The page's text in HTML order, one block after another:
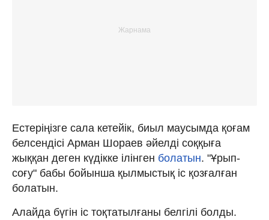
Естеріңізге сала кетейік, биыл маусымда қоғам
белсендісі Арман Шораев әйелді соққыға
жыққан деген күдікке ілінген болатын. "Ұрып-
соғу" бабы бойынша қылмыстық іс қозғалған
болатын.
Алайда бүгін іс тоқтатылғаны белгілі болды.